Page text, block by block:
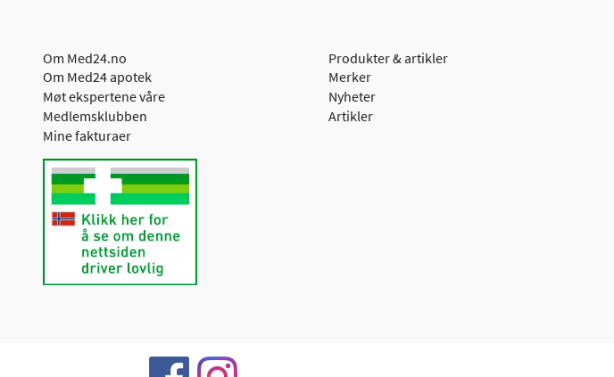
Om Med24.no
Om Med24 apotek
Møt ekspertene våre
Medlemsklubben
Mine fakturaer
Produkter & artikler
Merker
Nyheter
Artikler